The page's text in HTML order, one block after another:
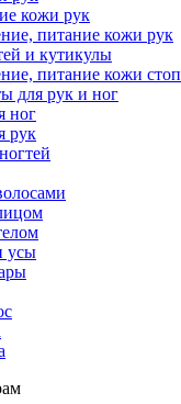
кожи рук
питание кожи рук
и кутикулы
питание кожи стоп
для рук и ног
ног
рук
усы